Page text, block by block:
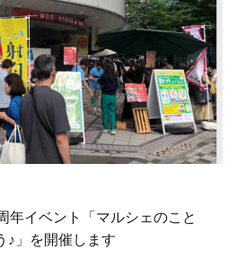
年イベント「マルシェのこと
♪」を開催します